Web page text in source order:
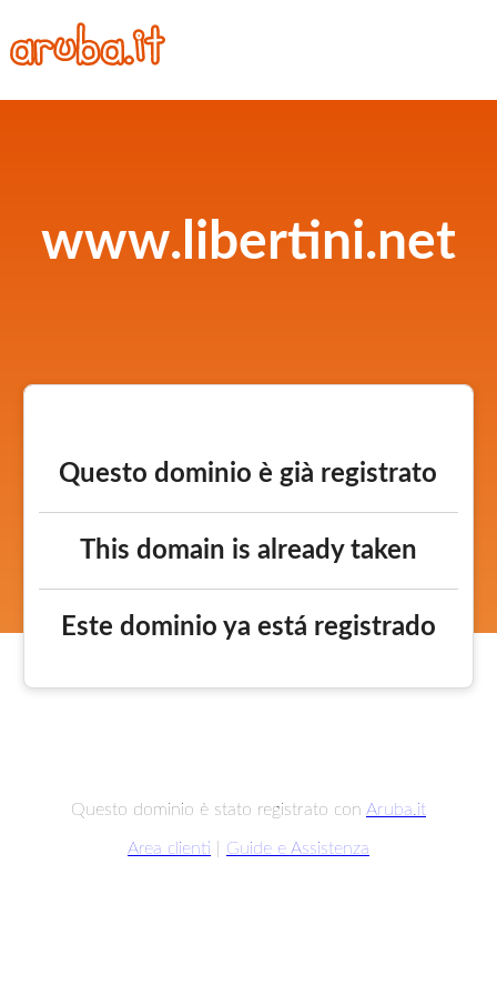
www.libertini.net
Questo dominio è già registrato
This domain is already taken
Este dominio ya está registrado
Questo dominio è stato registrato con Aruba.it
Area clienti Guide e Assistenza